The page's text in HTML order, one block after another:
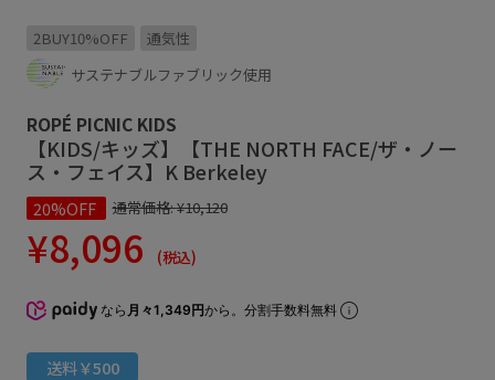
2BUY10%OFF
通気性
サステナブルファブリック使用
ROPÉ PICNIC KIDS
【KIDS/キッズ】【THE NORTH FACE/ザ・ノー
ス・フェイス】K Berkeley
20%OFF 通常価格:¥10,120
¥8,096 (税込)
なら 月々1,349円から。分割手数料無料
送料￥500